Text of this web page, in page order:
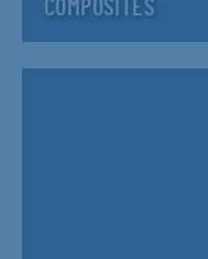
COMPOSITES